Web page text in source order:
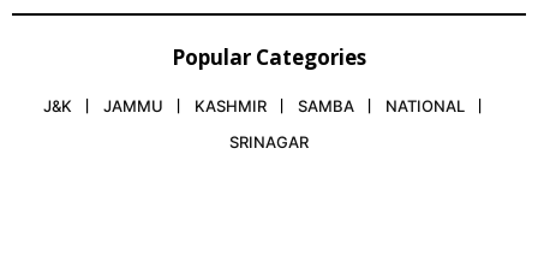
Popular Categories
J&K JAMMU KASHMIR SAMBA
NATIONAL
SRINAGAR